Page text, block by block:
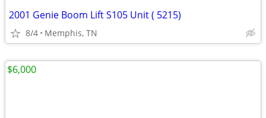
2001 Genie Boom Lift S105 Unit ( 5215)
8/4 Memphis, TN
$6,000